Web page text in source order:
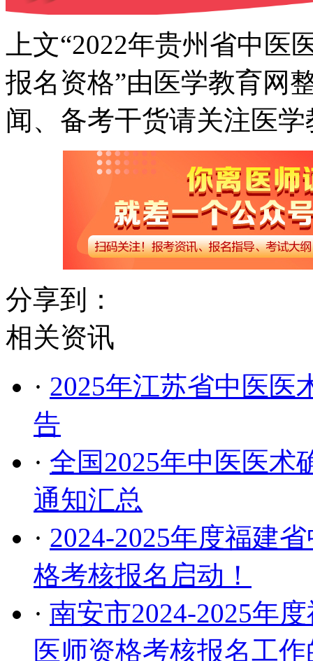
上文“2022年贵州省中
报名资格”由医学教育网
闻、备考干货请关注医
分享到：
相关资讯
· 2025年江苏省中医医
告
· 全国2025年中医医术
通知汇总
· 2024-2025年度福建
格考核报名启动！
· 南安市2024-2025年
医师资格考核报名工